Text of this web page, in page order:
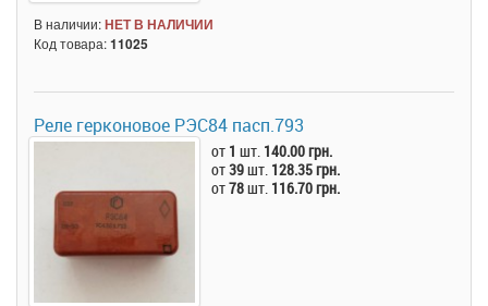
В наличии:НЕТ В НАЛИЧИИ
Код товара:11025
Реле герконовое РЭС84 пасп.793
от 1 шт. 140.00 грн.
от39шт. 128.35 грн.
от78шт. 116.70 грн.